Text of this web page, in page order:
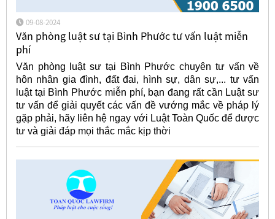
09-08-2024
Văn phòng luật sư tại Bình Phước tư vấn luật miễn
phí
Văn phòng luật sư tại Bình Phước chuyên tư vấn về
hôn nhân gia đình, đất đai, hình sự, dân sự,... tư vấn
luật tại Bình Phước miễn phí, bạn đang rất cần Luật sư
tư vấn để giải quyết các vấn đề vướng mắc về pháp lý
gặp phải, hãy liên hệ ngay với Luật Toàn Quốc để được
tư và giải đáp mọi thắc mắc kịp thời